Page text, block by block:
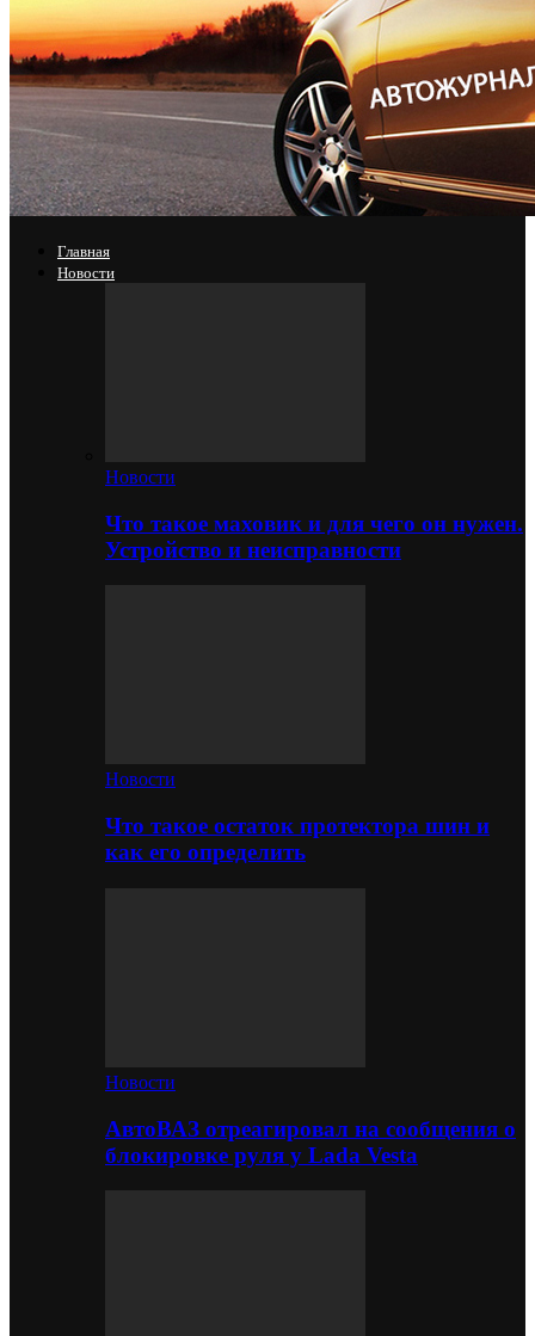
Главная
Новости
Новости
Что такое маховик и для чего он нужен.
Устройство и неисправности
Новости
Что такое остаток протектора шин и
как его определить
Новости
АвтоВАЗ отреагировал на сообщения о
блокировке руля у Lada Vesta